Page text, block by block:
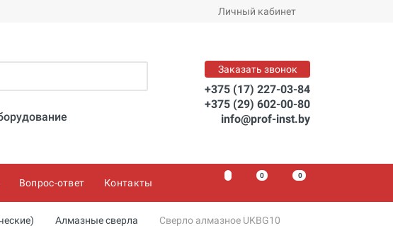
Личный кабинет
Заказать звонок
+375 (17) 227-03-84
+375 (29) 602-00-80
info@prof-inst.by
Вопрос-ответ Контакты
0 00
Алмазные сверла Сверло алмазное UKBG10